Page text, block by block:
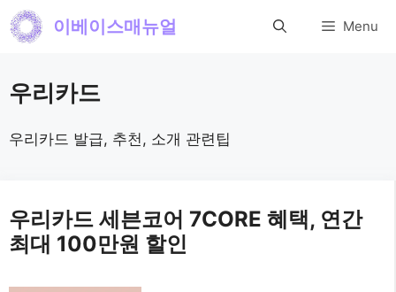
컨
건
기
이베이스매뉴얼 Menu
우리카드
우리카드 발급, 추천, 소개 관련팁
우리카드 세븐코어 7CORE 혜택, 연간
최대 100만원 할인